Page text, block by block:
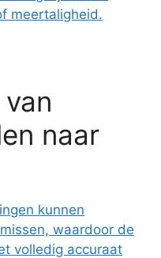
meertaligheid.
naar
kunnen
waardoor de
volledig accuraat